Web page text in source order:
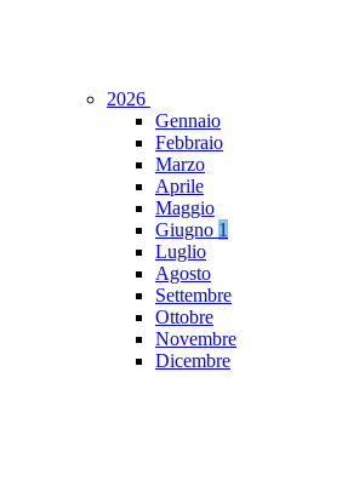
2026
Gennaio
Febbraio
Marzo
Aprile
Maggio
Giugno 1
Luglio
Agosto
Settembre
Ottobre
Novembre
Dicembre